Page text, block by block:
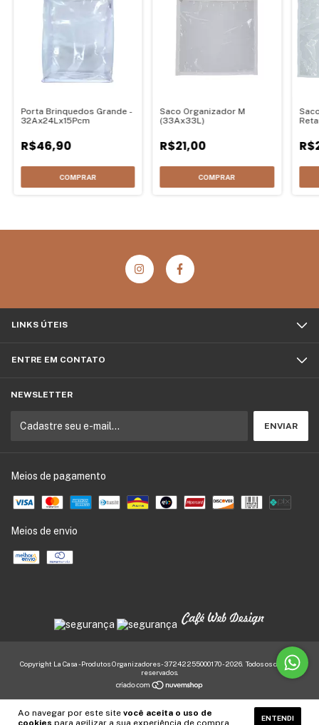
Ao navegar por este site você aceita o uso de
cookies para agilizar a sua experiência de compra. ENTENDI
Porta Brinquedos Grande -
32Ax24Lx15Pcm
R$46,90
COMPRAR
Saco Organizador M
(33Ax33L)
R$21,00
COMPRAR
LINKS ÚTEIS
ENTRE EM CONTATO
NEWSLETTER
Meios de pagamento
Meios de envio
Copyright La Casa - Produtos Organizadores - 37242255000170 - 2026. Todos os direitos
reservados.